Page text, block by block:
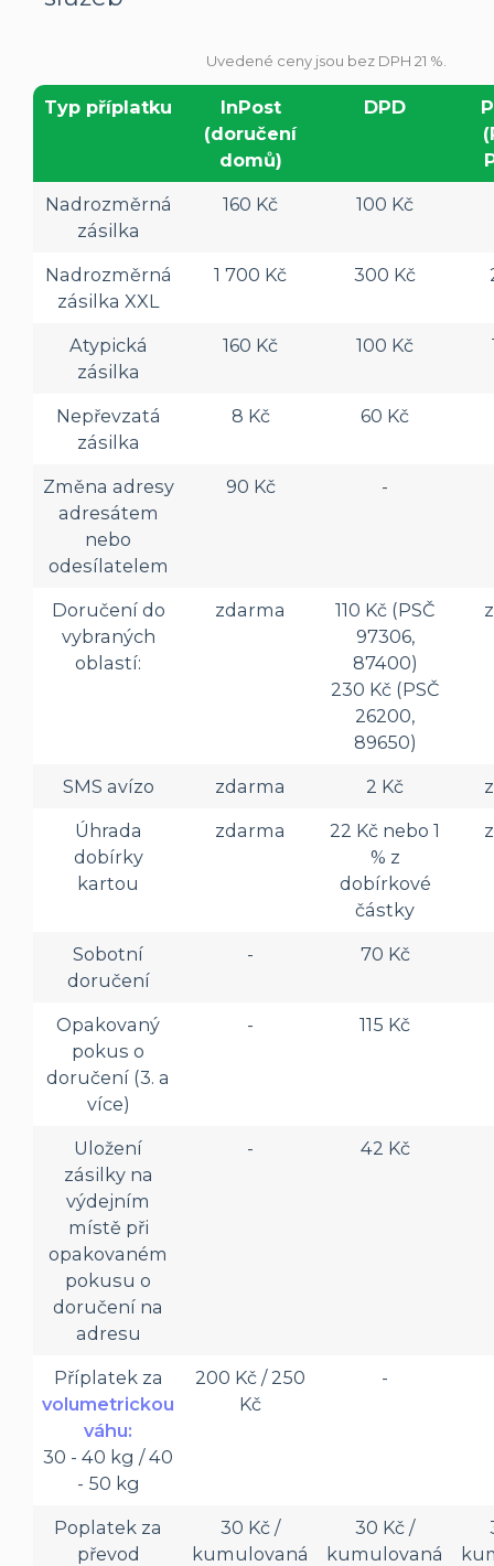
Uvedené ceny jsou bez DPH 21 %.
Typ příplatku
InPost
(doručení
domů)
DPD
Nadrozměrná
zásilka
160 Kč 100 Kč
Nadrozměrná
zásilka XXL
1 700 Kč 300 Kč
Atypická
zásilka
160 Kč 100 Kč
Nepřevzatá
zásilka
8 Kč 60 Kč
Změna adresy
adresátem
nebo
odesílatelem
90 Kč -
Doručení do
vybraných
oblastí:
zdarma
110 Kč (PSČ
97306,
87400)
230 Kč (PSČ
26200,
89650)
SMS avízo zdarma 2 Kč
Úhrada
dobírky
kartou
zdarma
22 Kč nebo 1
% z
dobírkové
částky
Sobotní
doručení
- 70 Kč
Opakovaný
pokus o
doručení (3. a
více)
- 115 Kč
Uložení
zásilky na
výdejním
místě při
opakovaném
pokusu o
doručení na
adresu
- 42 Kč
Příplatek za
volumetrickou
váhu:
30 - 40 kg / 40
- 50 kg
200 Kč / 250
Kč
-
Poplatek za
převod
30 Kč /
kumulovaná
30 Kč /
kumulovaná